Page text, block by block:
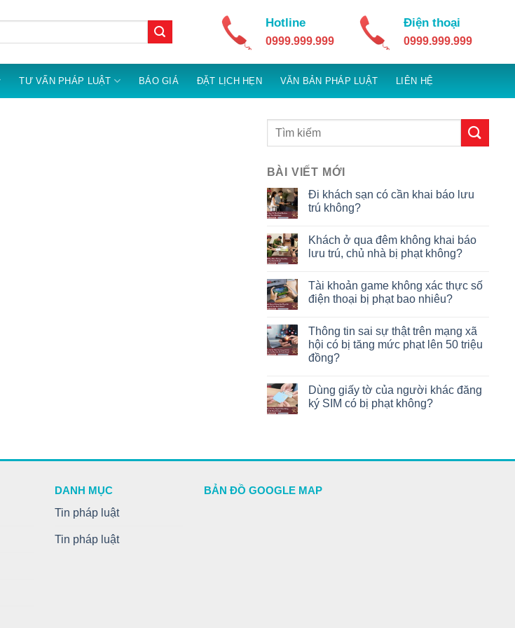
Hotline
0999.999.999
Điện thoại
0999.999.999
TƯ VẤN PHÁP LUẬT BÁO GIÁ ĐẶT LỊCH HẸN VĂN BẢN PHÁP LUẬT LIÊN HỆ
BÀI VIẾT MỚI
Đi khách sạn có cần khai báo lưu
trú không?
Khách ở qua đêm không khai báo
lưu trú, chủ nhà bị phạt không?
Tài khoản game không xác thực số
điện thoại bị phạt bao nhiêu?
Thông tin sai sự thật trên mạng xã
hội có bị tăng mức phạt lên 50 triệu
đồng?
Dùng giấy tờ của người khác đăng
ký SIM có bị phạt không?
DANH MỤC
Tin pháp luật
Tin pháp luật
BẢN ĐỒ GOOGLE MAP